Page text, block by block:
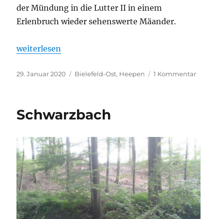
der Mündung in die Lutter II in einem
Erlenbruch wieder sehenswerte Mäander.
„Finkenbach“
weiterlesen
Veröffentlicht
29. Januar 2020 Kategorien
Bielefeld-Ost, Heepen 1 Kommentarzu
Schwarzbach